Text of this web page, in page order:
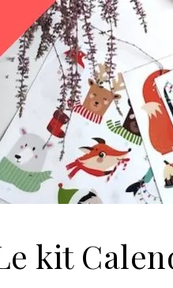
kit